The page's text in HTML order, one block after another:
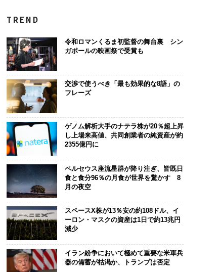
TREND
令和ロマンくるま初監督の舞台裏 シン
ガポールの映画祭で受賞も
交渉で使うべき「最も効果的な8語」の
フレーズ
ゲノム解析大手のナテラ株が20％超上昇
し上場来高値、共同創業者の純資産が約
2355億円に
ペルセウス座流星群が降り注ぎ、皆既日
食と食分96％の月食が世界を驚かす 8
月の夜空
スペースX株が13％安の約108ドル、イ
ーロン・マスクの資産は1日で約13兆円
減少
イラン紛争において極めて重要な米軍兵
器の備蓄が枯渇か、トランプは否定